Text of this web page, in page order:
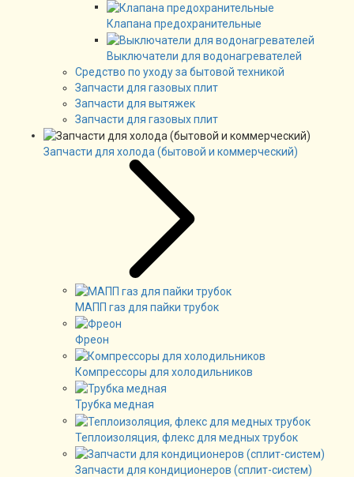
Клапана предохранительные
Выключатели для водонагревателей
Средство по уходу за бытовой техникой
Запчасти для газовых плит
Запчасти для вытяжек
Запчасти для газовых плит
Запчасти для холода (бытовой и коммерческий)
МАПП газ для пайки трубок
Фреон
Компрессоры для холодильников
Трубка медная
Теплоизоляция, флекс для медных трубок
Запчасти для кондиционеров (сплит-систем)